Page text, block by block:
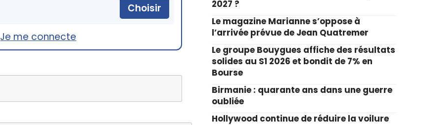
Choisir
Je me connecte
2027 ?
Le magazine Marianne s’oppose à
l’arrivée prévue de Jean Quatremer
Le groupe Bouygues affiche des résultats
solides au S1 2026 et bondit de 7% en
Bourse
Birmanie : quarante ans dans une guerre
oubliée
Hollywood continue de réduire la voilure